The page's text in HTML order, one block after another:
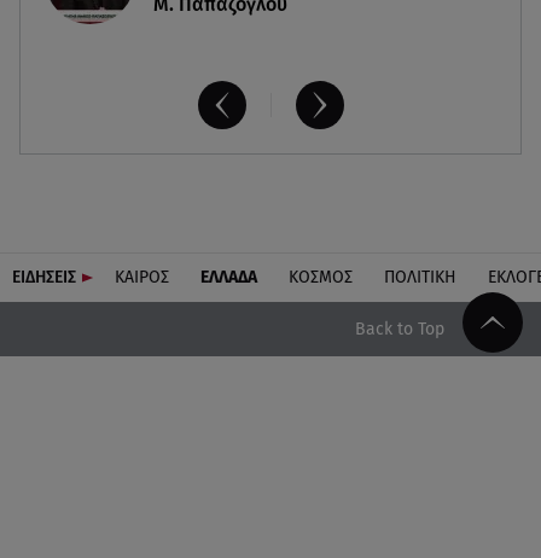
Μ. Παπάζογλου
ΕΙΔΗΣΕΙΣ ΚΑΙΡΟΣ ΕΛΛΑΔΑ ΚΟΣΜΟΣ ΠΟΛΙΤΙΚΗ
Back to Top